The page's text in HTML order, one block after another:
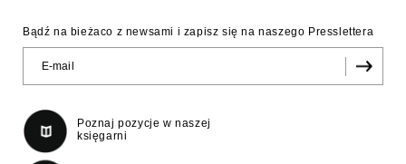
Bądź na bieżaco z newsami i zapisz się na naszego Presslettera
Poznaj pozycje w naszej
księgarni